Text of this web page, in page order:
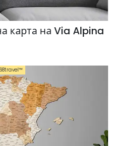
карта на Via Alpina